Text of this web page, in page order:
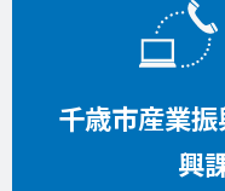
千歳市産業
興